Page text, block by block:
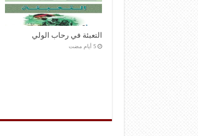
التعبئة في رحاب الولي
‏5 أيام مضت